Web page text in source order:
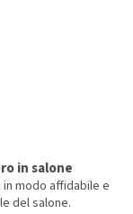
in salone
modo affidabile e
del salone.